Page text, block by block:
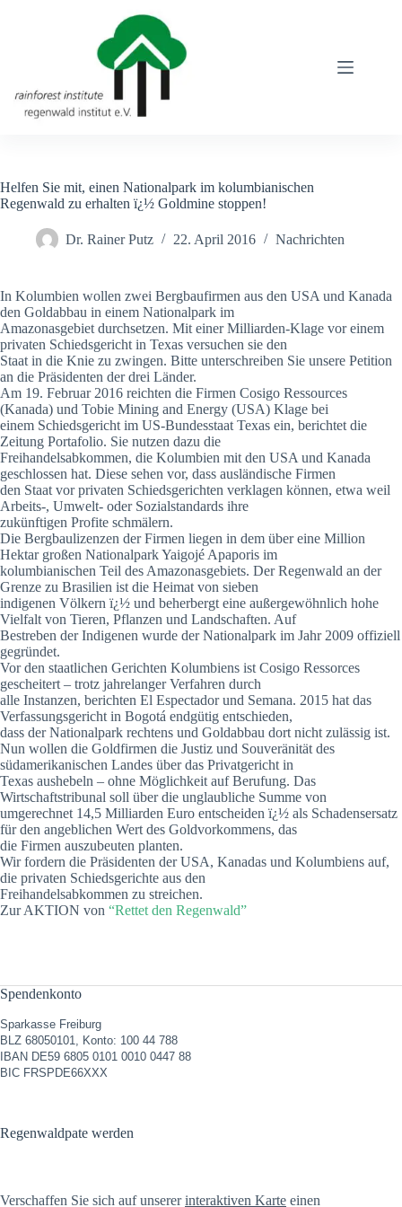
Helfen Sie mit, einen Nationalpark im kolumbianischen
Regenwald zu erhalten ï¿½ Goldmine stoppen!
Dr. Rainer Putz 22. April 2016 Nachrichten
In Kolumbien wollen zwei Bergbaufirmen aus den USA und Kanada
den Goldabbau in einem Nationalpark im
Amazonasgebiet durchsetzen. Mit einer Milliarden-Klage vor einem
privaten Schiedsgericht in Texas versuchen sie den
Staat in die Knie zu zwingen. Bitte unterschreiben Sie unsere Petition
an die Präsidenten der drei Länder.
Am 19. Februar 2016 reichten die Firmen Cosigo Ressources
(Kanada) und Tobie Mining and Energy (USA) Klage bei
einem Schiedsgericht im US-Bundesstaat Texas ein, berichtet die
Zeitung Portafolio. Sie nutzen dazu die
Freihandelsabkommen, die Kolumbien mit den USA und Kanada
geschlossen hat. Diese sehen vor, dass ausländische Firmen
den Staat vor privaten Schiedsgerichten verklagen können, etwa weil
Arbeits-, Umwelt- oder Sozialstandards ihre
zukünftigen Profite schmälern.
Die Bergbaulizenzen der Firmen liegen in dem über eine Million
Hektar großen Nationalpark Yaigojé Apaporis im
kolumbianischen Teil des Amazonasgebiets. Der Regenwald an der
Grenze zu Brasilien ist die Heimat von sieben
indigenen Völkern ï¿½ und beherbergt eine außergewöhnlich hohe
Vielfalt von Tieren, Pflanzen und Landschaften. Auf
Bestreben der Indigenen wurde der Nationalpark im Jahr 2009 offiziell
gegründet.
Vor den staatlichen Gerichten Kolumbiens ist Cosigo Ressorces
gescheitert – trotz jahrelanger Verfahren durch
alle Instanzen, berichten El Espectador und Semana. 2015 hat das
Verfassungsgericht in Bogotá endgütig entschieden,
dass der Nationalpark rechtens und Goldabbau dort nicht zulässig ist.
Nun wollen die Goldfirmen die Justiz und Souveränität des
südamerikanischen Landes über das Privatgericht in
Texas aushebeln – ohne Möglichkeit auf Berufung. Das
Wirtschaftstribunal soll über die unglaubliche Summe von
umgerechnet 14,5 Milliarden Euro entscheiden ï¿½ als Schadensersatz
für den angeblichen Wert des Goldvorkommens, das
die Firmen auszubeuten planten.
Wir fordern die Präsidenten der USA, Kanadas und Kolumbiens auf,
die privaten Schiedsgerichte aus den
Freihandelsabkommen zu streichen.
Zur AKTION von “Rettet den Regenwald”
Spendenkonto
Sparkasse Freiburg
BLZ 68050101, Konto: 100 44 788
IBAN DE59 6805 0101 0010 0447 88
BIC FRSPDE66XXX
Regenwaldpate werden
Verschaffen Sie sich auf unsererinteraktiven Karte einen